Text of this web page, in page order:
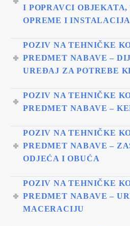
I POPRAVCI
OPREME I INSTALACIJA
POZIV NA TEHNIČKE
PREDMET NABAVE –
UREĐAJ ZA POTREBE
POZIV NA TEHNIČKE
PREDMET NABAVE –
POZIV NA TEHNIČKE
PREDMET NABAVE –
ODJEĆA I OBUĆA
POZIV NA TEHNIČKE
PREDMET NABAVE –
MACERACIJU